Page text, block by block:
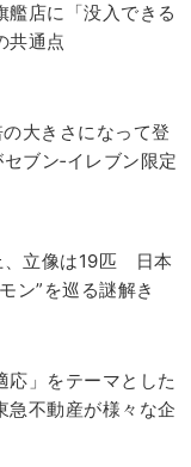
艦店に「没入できる
共通点
大きさになって登
ブン‐イレブン限定
、立像は19匹 日本
ン”を巡る謎解き
応」をテーマとした
急不動産が様々な企